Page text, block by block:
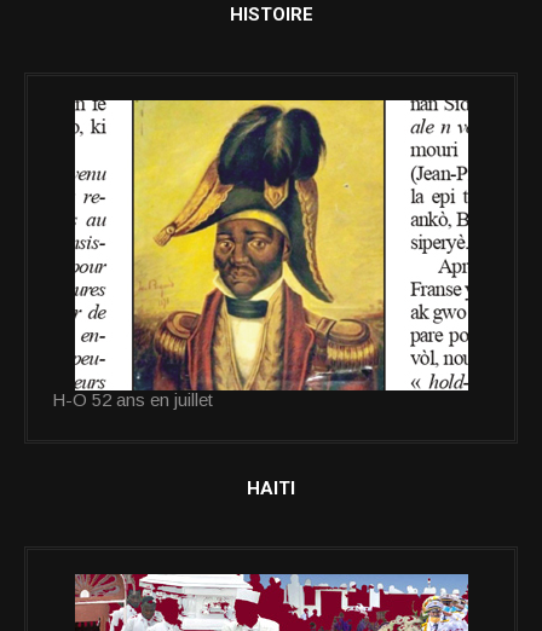
HISTOIRE
H-O 52 ans en juillet
HAITI